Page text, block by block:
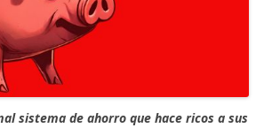
sistema de ahorro que hace ricos a sus